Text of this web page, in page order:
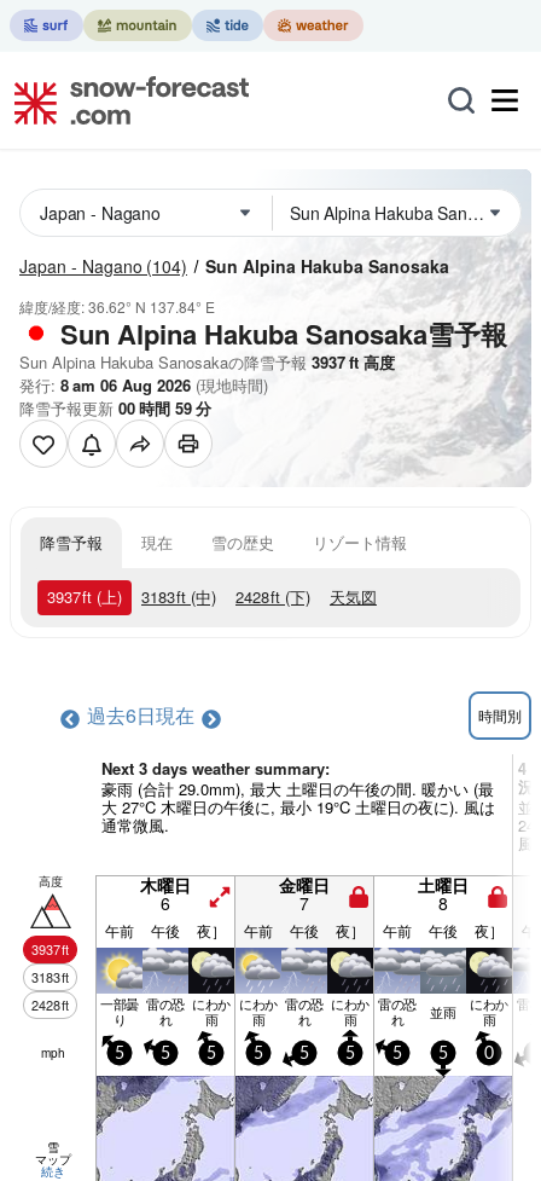
Japan - Nagano (104) Sun Alpina Hakuba Sanosaka
緯度/経度:36.62° N 137.84° E
Sun Alpina Hakuba Sanosaka雪予報
Sun Alpina Hakuba Sanosakaの降雪予報 3937ft 高度
発行: 8 am 06 Aug 2026 (現地時間)
降雪予報更新 00時間 59分
降雪予報 現在 雪の歴史 リゾート情報
3937ft (上) 3183ft (中) 2428ft (下) 天気図
過去6日現在 時間別
Next 3 days weather summary:
豪雨 (合計 29.0mm), 最大 土曜日の午後の間. 暖かい (最
大 27°C 木曜日の午後に, 最小 19°C 土曜日の夜に). 風は
通常微風.
4 -
況
並
風.
高度
3937ft
3183ft
2428ft
木曜日
6
金曜日
7
土曜日
8
午前 午後 夜］ 午前 午後 夜］ 午前 午後 夜］ 午
一部曇
り
雷の恐
れ
にわか
雨
にわか
雨
雷の恐
れ
にわか
雨
雷の恐
れ 並雨 にわか
雨
雷
mph 5 5 5 5 5 5 5 5 0
雪
マップ
続き